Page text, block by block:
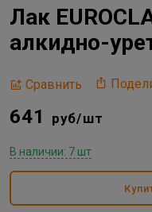
Лак
алкидно-
Сравнить
641 руб/шт
В наличии: 7 шт